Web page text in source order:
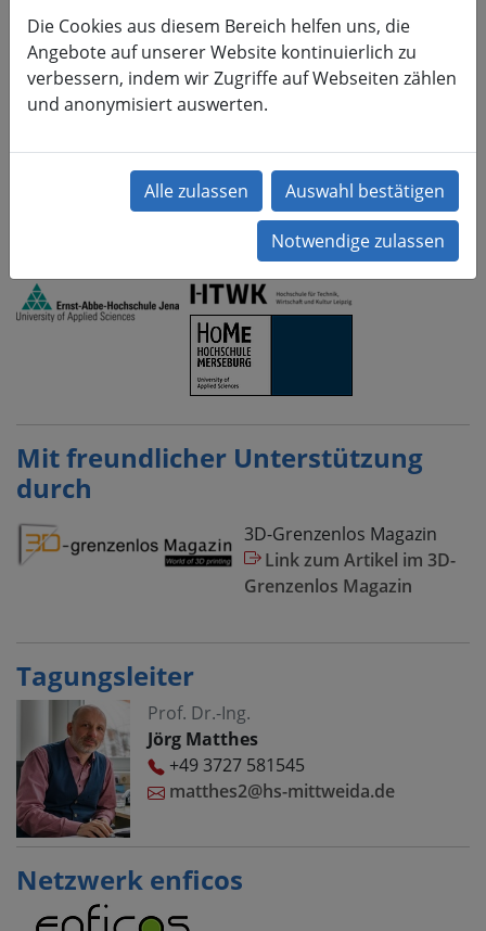
Der elektronische Tagungsband wurde vom
Hochschulverlag Merseburg mit der ISBN-Nr.: 978-3-
948058-35-7 auf dem Landesdokumentenserver
Sachsen-Anhalt veröffentlicht und kann unter
folgendem Link heruntergeladen werden:
https://opendata.uni-
halle.de/handle/1981185920/38134
Mit freundlicher Unterstützung
durch
3D-Grenzenlos Magazin
Link zum Artikel im 3D-
Grenzenlos Magazin
Tagungsleiter
Prof. Dr.-Ing.
Jörg Matthes
+49 3727 581545
matthes2@hs-mittweida.de
Netzwerk enficos
Die Cookies aus diesem Bereich helfen uns, die
Angebote auf unserer Website kontinuierlich zu
verbessern, indem wir Zugriffe auf Webseiten zählen
und anonymisiert auswerten.